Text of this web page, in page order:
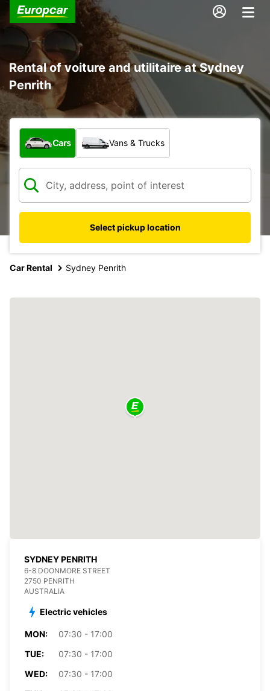
Rental of voiture and utilitaire at Sydney
Penrith
What type of vehicle?
Cars Vans & Trucks
Select pickup location
Car Rental Sydney Penrith
SYDNEY PENRITH
6-8 DOONMORE STREET
2750 PENRITH
AUSTRALIA
Electric vehicles
MON:
07:30 - 17:00
TUE:
07:30 - 17:00
WED:
07:30 - 17:00